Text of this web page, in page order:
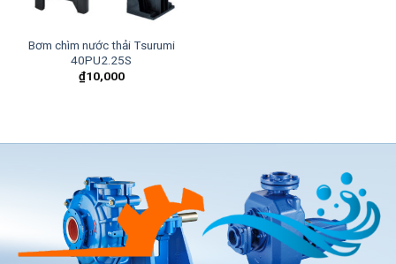
Bơm chìm nước thải Tsurumi
40PU2.25S
₫10,000